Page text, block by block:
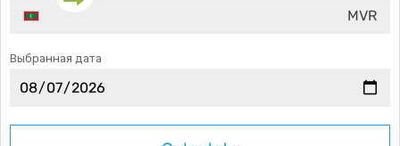
MVR
Выбранная дата